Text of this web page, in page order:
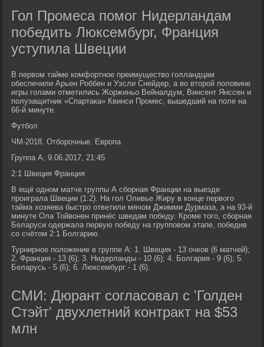
Гол Промеса помог Нидерландам
победить Люксембург, Франция
уступила Швеции
В первом тайме комфортное преимущество голландцам
обеспечили Арьен Роббен и Уэсли Снейдер, а во второй половине
игры голами отметились Жоржиньо Вейналдум, Винсент Янссен и
полузащитник «Спартака» Квинси Промес, вышедший на поле на
66-й минуте.
Футбол
ЧМ-2018. Отборочные. Европа
Группа A, 9.06.2017, 21:45
2:1 Швеция Франция
В ещё одном матче группы А сборная Франции на выезде
проиграла Швеции (1:2). На гол Оливье Жиру в конце первого
тайма хозяева быстро ответили мячом Джимми Дурмаза, а на 93-й
минуте Ола Тойвонен принёс шведам победу. Кроме того, сборная
Беларуси одержала первую победу на групповом этапе, победив
со счётом 2:1 Болгарию.
Турнирное положение в группе А: 1. Швеция - 13 очков (6 матчей);
2. Франция - 13 (6); 3. Нидерланды - 10 (6); 4. Болгария - 9 (6); 5.
Беларусь - 5 (6); 6. Люксембург - 1 (6).
СМИ: Дюрант согласовал с 'Голден
Стэйт' двухлетний контракт на $53
млн